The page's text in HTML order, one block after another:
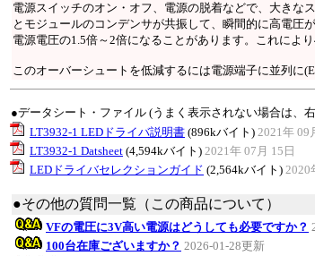
電源スイッチのオン・オフ、電源の脱着などで、大きな
とモジュールのコンデンサが共振して、瞬間的に高電圧
電源電圧の1.5倍～2倍になることがあります。これによ
このオーバーシュートを低減するには電源端子に並列に
●データシート・ファイル (うまく表示されない場合は、
LT3932-1 LEDドライバ説明書 (896kバイト) 2021年 09
LT3932-1 Datsheet (4,594kバイト) 2021年 07月 15日
LEDドライバセレクションガイド (2,564kバイト) 2020
●その他の質問一覧（この商品について）
VFの電圧に3V高い電源はどうしても必要ですか？
100台在庫ございますか？ 2026-01-28更新